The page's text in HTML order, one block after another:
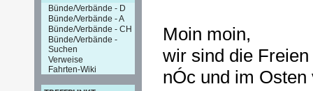
Bünde/Verbände - D
Bünde/Verbände - A
Bünde/Verbände - CH
Bünde/Verbände -
Suchen
Verweise
Fahrten-Wiki
Moin moin,
wir sind die
nÓc und im